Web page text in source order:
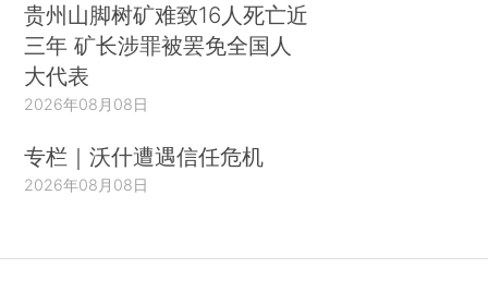
贵州山脚树矿难致16人死亡近
三年 矿长涉罪被罢免全国人
大代表
2026年08月08日
专栏｜沃什遭遇信任危机
2026年08月08日